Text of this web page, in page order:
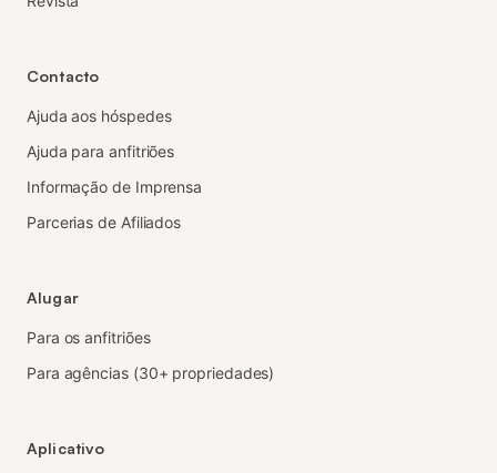
Contacto
Ajuda aos hóspedes
Ajuda para anfitriões
Informação de Imprensa
Parcerias de Afiliados
Alugar
Para os anfitriões
Para agências (30+ propriedades)
Aplicativo